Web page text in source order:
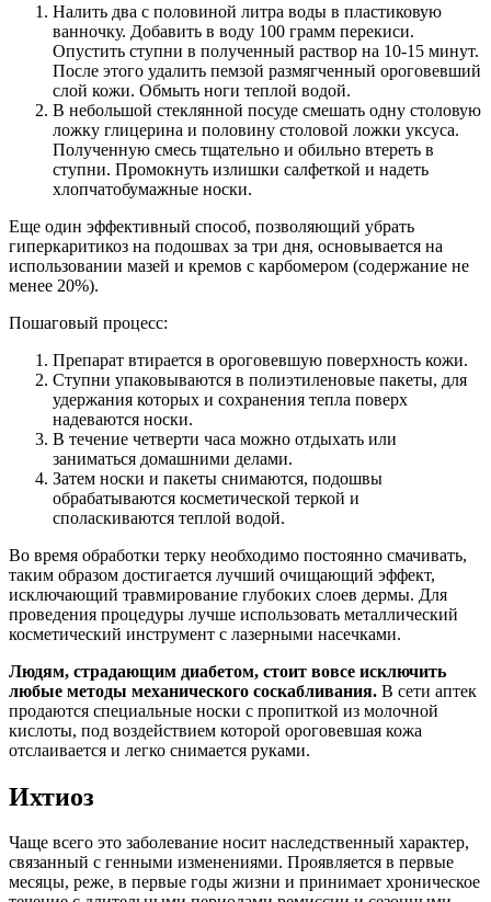
Налить два с половиной литра воды в пластиковую
ванночку. Добавить в воду 100 грамм перекиси.
Опустить ступни в полученный раствор на 10-15 минут.
После этого удалить пемзой размягченный ороговевший
слой кожи. Обмыть ноги теплой водой.
В небольшой стеклянной посуде смешать одну столовую
ложку глицерина и половину столовой ложки уксуса.
Полученную смесь тщательно и обильно втереть в
ступни. Промокнуть излишки салфеткой и надеть
хлопчатобумажные носки.
Еще один эффективный способ, позволяющий убрать
гиперкаритикоз на подошвах за три дня, основывается на
использовании мазей и кремов с карбомером (содержание не
менее 20%).
Пошаговый процесс:
Препарат втирается в ороговевшую поверхность кожи.
Ступни упаковываются в полиэтиленовые пакеты, для
удержания которых и сохранения тепла поверх
надеваются носки.
В течение четверти часа можно отдыхать или
заниматься домашними делами.
Затем носки и пакеты снимаются, подошвы
обрабатываются косметической теркой и
споласкиваются теплой водой.
Во время обработки терку необходимо постоянно смачивать,
таким образом достигается лучший очищающий эффект,
исключающий травмирование глубоких слоев дермы. Для
проведения процедуры лучше использовать металлический
косметический инструмент с лазерными насечками.
Людям, страдающим диабетом, стоит вовсе исключить
любые методы механического соскабливания. В сети аптек
продаются специальные носки с пропиткой из молочной
кислоты, под воздействием которой ороговевшая кожа
отслаивается и легко снимается руками.
Ихтиоз
Чаще всего это заболевание носит наследственный характер,
связанный с генными изменениями. Проявляется в первые
месяцы, реже, в первые годы жизни и принимает хроническое